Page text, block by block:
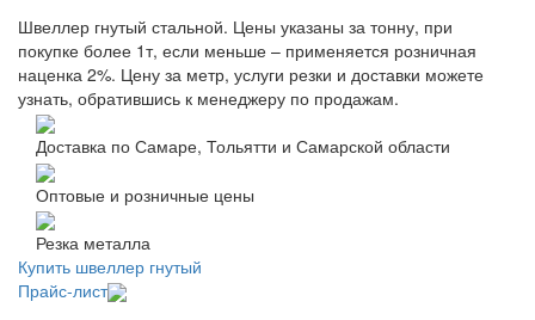
Швеллер гнутый стальной. Цены указаны за тонну, при
покупке более 1т, если меньше – применяется розничная
наценка 2%. Цену за метр, услуги резки и доставки можете
узнать, обратившись к менеджеру по продажам.
Доставка по Самаре, Тольятти и Самарской области
Оптовые и розничные цены
Резка металла
Купить швеллер гнутый
Прайс-лист